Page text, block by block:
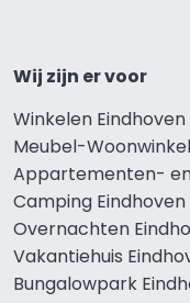
Wij zijn er voor
Winkelen Eindhoven
Meubel-
Appartementen-
Camping Eindhoven
Overnachten
Vakantiehuis
Bungalowpark